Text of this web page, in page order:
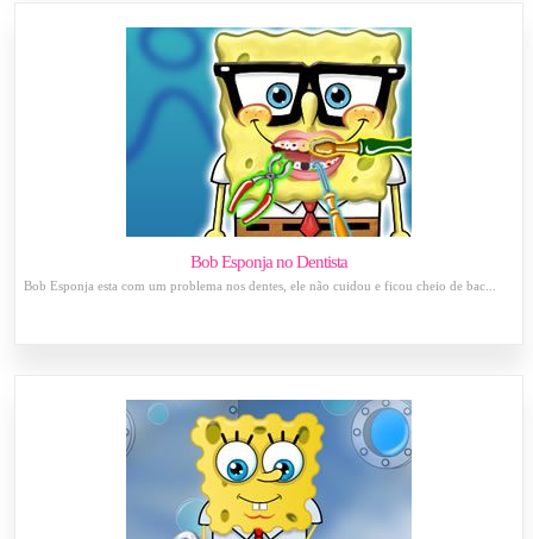
Bob Esponja no Dentista
Bob Esponja esta com um problema nos dentes, ele não cuidou e ficou cheio de bac...